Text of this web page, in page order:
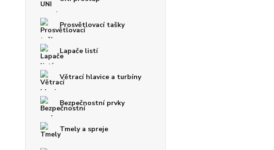
Prosvětlovací tašky
Lapače listí
Větrací hlavice a turbíny
Bezpečnostní prvky
Tmely a spreje